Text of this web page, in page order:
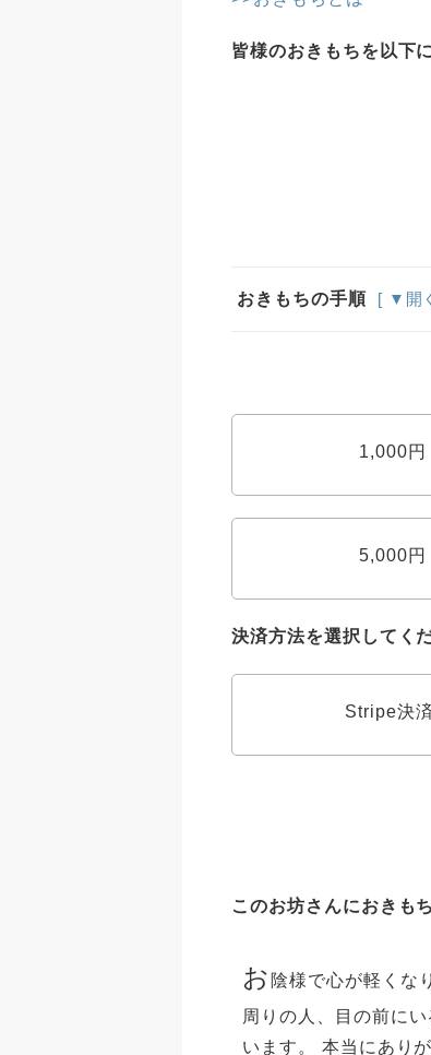
皆様のおきもちを以下
おきもちの手順 [ ▼開
1,000円
5,000円
決済方法を選択してく
Stripe決
このお坊さんにおきも
お 陰様で心が軽くな
周りの人、目の前に
います。 本当にあり